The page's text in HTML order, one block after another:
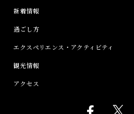
新着情報
過ごし方
エクスペリエンス・アクティビティ
観光情報
アクセス